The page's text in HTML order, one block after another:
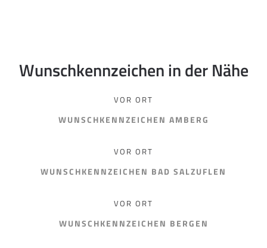
Wunschkennzeichen in der Nähe
VOR ORT
WUNSCHKENNZEICHEN AMBERG
VOR ORT
WUNSCHKENNZEICHEN BAD SALZUFLEN
VOR ORT
WUNSCHKENNZEICHEN BERGEN